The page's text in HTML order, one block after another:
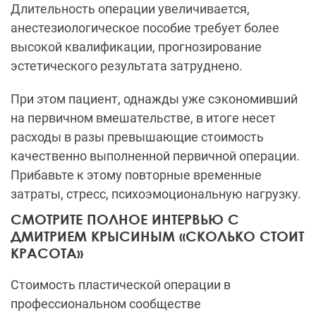
Длительность операции увеличивается,
анестезиологическое пособие требует более
высокой квалификации, прогнозирование
эстетического результата затруднено.
При этом пациент, однажды уже сэкономивший
на первичном вмешательстве, в итоге несет
расходы в разы превышающие стоимость
качественно выполненной первичной операции.
Прибавьте к этому повторные временные
затраты, стресс, психоэмоциональную нагрузку.
СМОТРИТЕ ПОЛНОЕ ИНТЕРВЬЮ С
ДМИТРИЕМ КРЫСИНЫМ «СКОЛЬКО СТОИТ
КРАСОТА»
Стоимость пластической операции в
профессиональном сообществе